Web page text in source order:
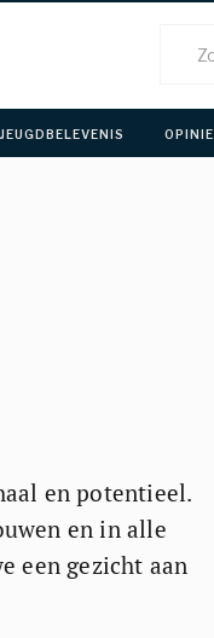
JEUGDBELEVENIS OPINIE
en potentieel.
en in alle
een gezicht aan